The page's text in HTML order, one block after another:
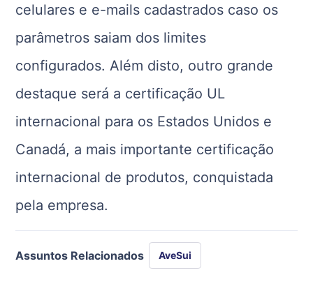
celulares e e-mails cadastrados caso os
parâmetros saiam dos limites
configurados. Além disto, outro grande
destaque será a certificação UL
internacional para os Estados Unidos e
Canadá, a mais importante certificação
internacional de produtos, conquistada
pela empresa.
Assuntos Relacionados AveSui